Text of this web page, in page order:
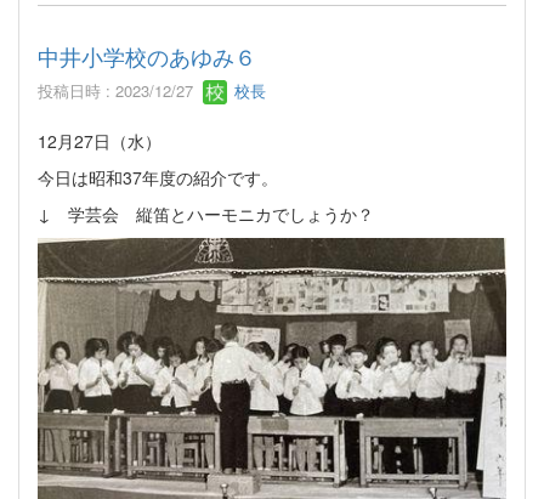
中井小学校のあゆみ６
投稿日時 : 2023/12/27 校長
12月27日（水）
今日は昭和37年度の紹介です。
↓ 学芸会 縦笛とハーモニカでしょうか？